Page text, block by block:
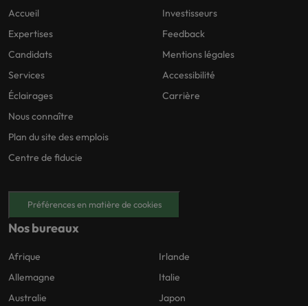
Accueil
Expertises
Candidats
Services
Éclairages
Nous connaître
Plan du site des emplois
Centre de fiducie
Investisseurs
Feedback
Mentions légales
Accessibilité
Carrière
Préférences en matière de cookies
Nos bureaux
Afrique
Allemagne
Australie
Irlande
Italie
Japon